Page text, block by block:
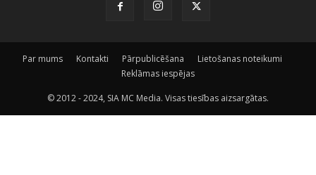
Par mums Kontakti Pārpublicēšana
Lietošanas noteikumi
Reklāmas iespējas
© 2012 - 2024, SIA MC Media. Visas tiesības aizsargātas.